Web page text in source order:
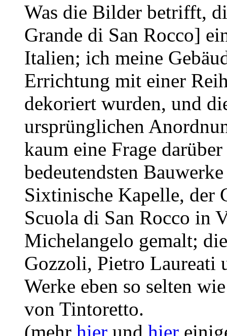
Was die Bilder betrifft,
Grande di San Rocco]
Italien; ich meine
Errichtung mit einer
dekoriert wurden, und
ursprünglichen
kaum eine Frage
bedeutendsten
Sixtinische Kapelle, der
Scuola di San Rocco in
Michelangelo gemalt;
Gozzoli, Pietro Laureati
Werke eben so selten
von Tintoretto.
(mehr hier und hier